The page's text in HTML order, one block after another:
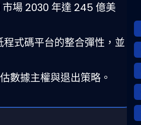
場 2030 年達 245 億美
式碼平台的整合彈性，並
數據主權與退出策略。